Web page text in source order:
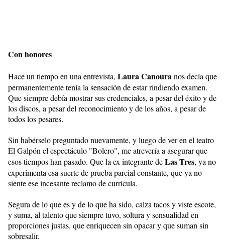
Con honores
Hace un tiempo en una entrevista, LauraCanouranos decía que
permanentemente tenía la sensación de estar rindiendo examen.
Que siempre debía mostrar sus credenciales, a pesar del éxito y de
los discos, a pesar del reconocimiento y de los años, a pesar de
todos los pesares.
Sin habérselo preguntado nuevamente, y luego de ver en el teatro
El Galpón el espectáculo "Bolero", me atrevería a asegurar que
esos tiempos han pasado. Que la ex integrante deLas Tres, ya no
experimenta esa suerte de prueba parcial constante, que ya no
siente ese incesante reclamo de currícula.
Segura de lo que es y de lo que ha sido, calza tacos y viste escote,
y suma, al talento que siempre tuvo, soltura y sensualidad en
proporciones justas, que enriquecen sin opacar y que suman sin
sobresalir.